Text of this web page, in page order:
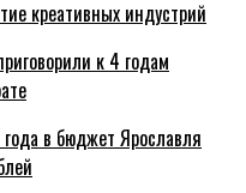
креативных индустрий
к 4 годам
в бюджет Ярославля